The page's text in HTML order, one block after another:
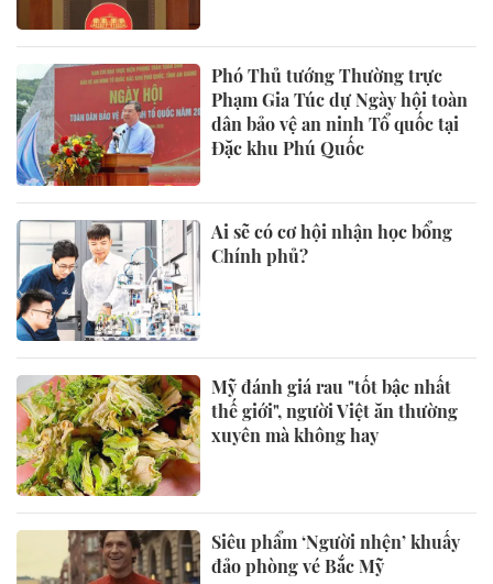
Phó Thủ tướng Thường trực
Phạm Gia Túc dự Ngày hội toàn
dân bảo vệ an ninh Tổ quốc tại
Đặc khu Phú Quốc
Ai sẽ có cơ hội nhận học bổng
Chính phủ?
Mỹ đánh giá rau "tốt bậc nhất
thế giới", người Việt ăn thường
xuyên mà không hay
Siêu phẩm ‘Người nhện’ khuấy
đảo phòng vé Bắc Mỹ